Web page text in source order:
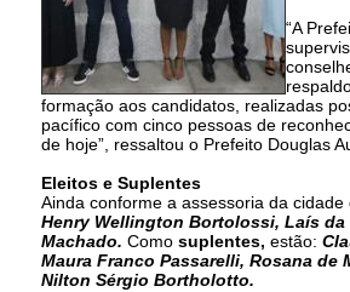
“A
formação aos candidatos, realizadas
pacífico com cinco pessoas de
de hoje”, ressaltou o Prefeito Douglas
Eleitos e Suplentes
Ainda conforme a assessoria da
Henry Wellington Bortolossi, Laís
Machado. Como suplentes, estão:
Maura Franco Passarelli, Rosana de
Nilton Sérgio Bortholotto.